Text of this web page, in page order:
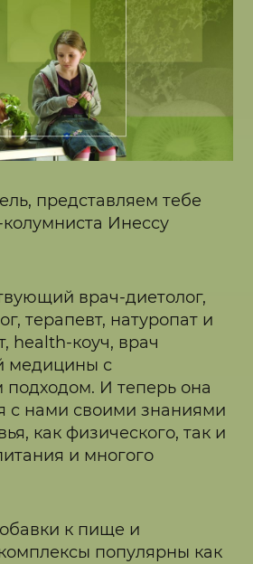
представляем тебе
Инессу
врач-диетолог,
терапевт, натуропат и
health-коуч, врач
медицины с
подходом. И теперь она
с нами своими знаниями
как физического, так и
и многого
к пище и
популярны как